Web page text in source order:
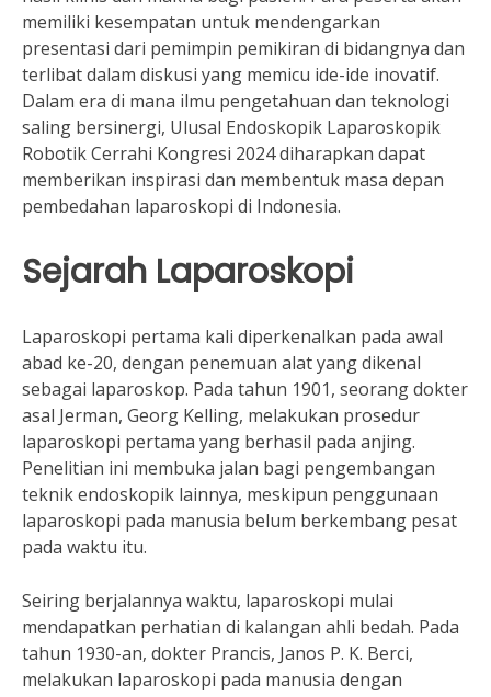
memiliki kesempatan untuk mendengarkan
presentasi dari pemimpin pemikiran di bidangnya dan
terlibat dalam diskusi yang memicu ide-ide inovatif.
Dalam era di mana ilmu pengetahuan dan teknologi
saling bersinergi, Ulusal Endoskopik Laparoskopik
Robotik Cerrahi Kongresi 2024 diharapkan dapat
memberikan inspirasi dan membentuk masa depan
pembedahan laparoskopi di Indonesia.
Sejarah Laparoskopi
Laparoskopi pertama kali diperkenalkan pada awal
abad ke-20, dengan penemuan alat yang dikenal
sebagai laparoskop. Pada tahun 1901, seorang dokter
asal Jerman, Georg Kelling, melakukan prosedur
laparoskopi pertama yang berhasil pada anjing.
Penelitian ini membuka jalan bagi pengembangan
teknik endoskopik lainnya, meskipun penggunaan
laparoskopi pada manusia belum berkembang pesat
pada waktu itu.
Seiring berjalannya waktu, laparoskopi mulai
mendapatkan perhatian di kalangan ahli bedah. Pada
tahun 1930-an, dokter Prancis, Janos P. K. Berci,
melakukan laparoskopi pada manusia dengan